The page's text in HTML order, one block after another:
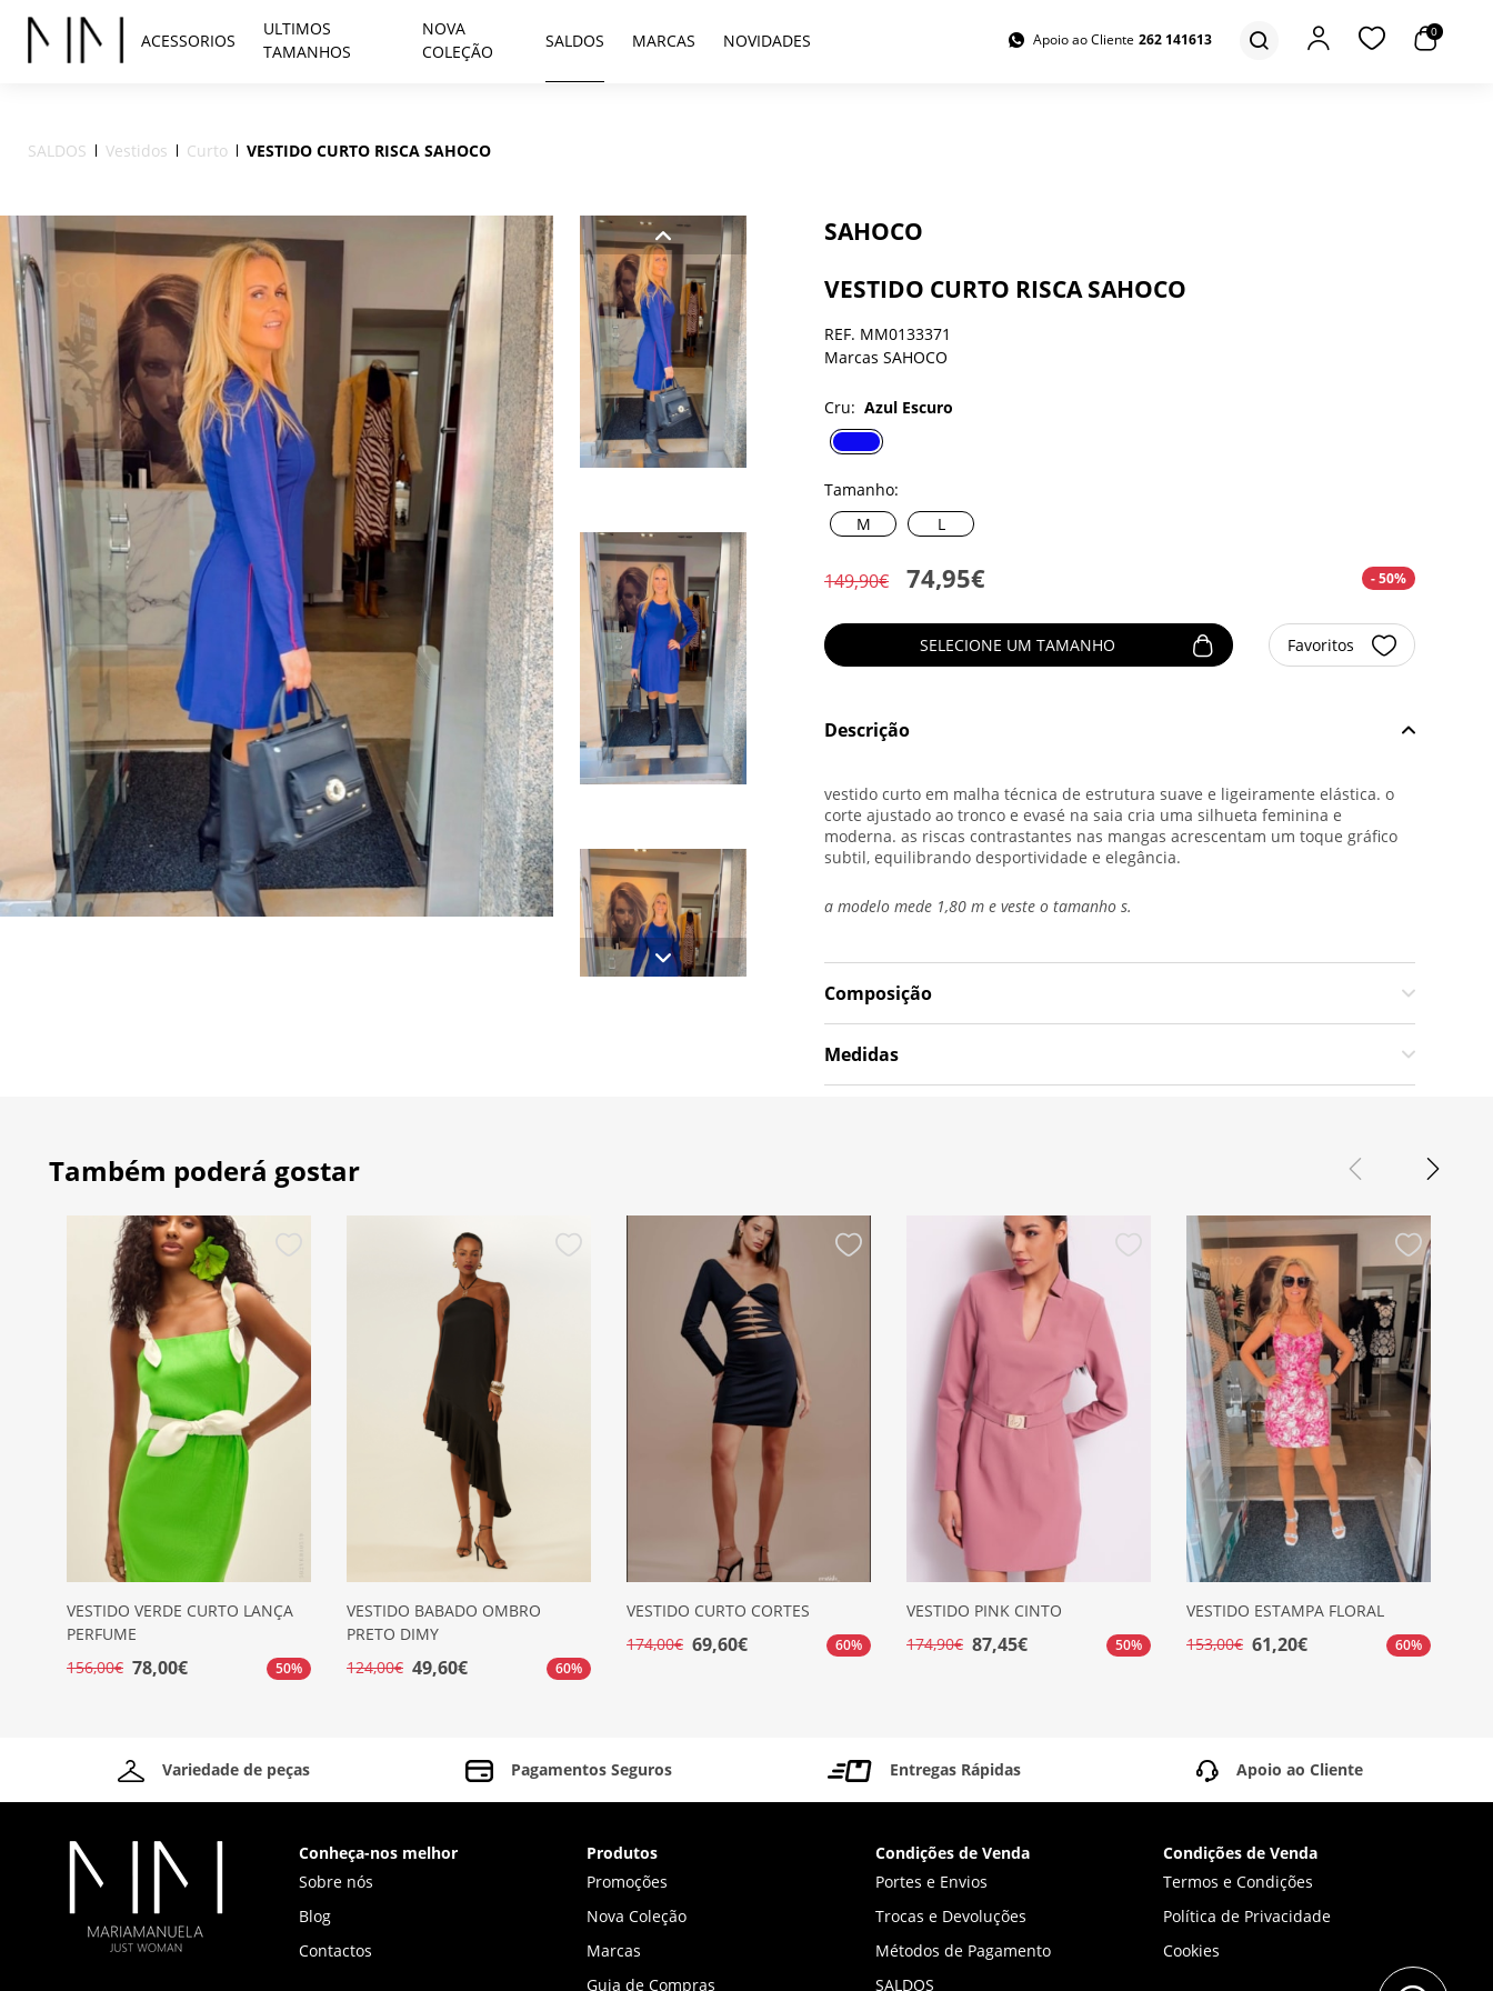
ACESSORIOS
ULTIMOS
TAMANHOS
NOVA
COLEÇÃO
SALDOS MARCAS NOVIDADES Apoio ao Cliente 262 141613 0
SALDOS Vestidos Curto VESTIDO CURTO RISCA SAHOCO
SAHOCO
VESTIDO CURTO RISCA SAHOCO
REF. MM0133371
Marcas SAHOCO
Cru: Azul Escuro
Tamanho:
M
L
149,90€ 74,95€ - 50%
SELECIONE UM TAMANHO Favoritos
Descrição
vestido curto em malha técnica de estrutura suave e ligeiramente elástica. o
corte ajustado ao tronco e evasé na saia cria uma silhueta feminina e
moderna. as riscas contrastantes nas mangas acrescentam um toque gráfico
subtil, equilibrando desportividade e elegância.
a modelo mede 1,80 m e veste o tamanho s.
Composição
Medidas
Também poderá gostar
VESTIDO VERDE CURTO LANÇA
PERFUME
156,00€ 78,00€ 50%
VESTIDO BABADO OMBRO
PRETO DIMY
124,00€ 49,60€ 60%
VESTIDO CURTO CORTES
174,00€ 69,60€ 60%
VESTIDO PINK CINTO
174,90€ 87,45€ 50%
VESTIDO ESTAMPA FLORAL
153,00€ 61,20€ 60%
Variedade de peças Pagamentos Seguros Entregas Rápidas Apoio ao Cliente
Conheça-nos melhor
Sobre nós
Blog
Contactos
Produtos
Promoções
Nova Coleção
Marcas
Guia de Compras
Condições de Venda
Portes e Envios
Trocas e Devoluções
Métodos de Pagamento
SALDOS
Condições de Venda
Termos e Condições
Política de Privacidade
Cookies